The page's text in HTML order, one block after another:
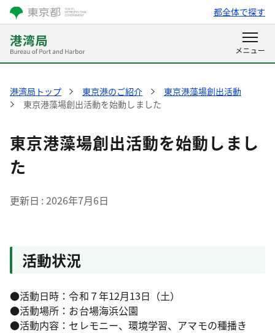
都全体で探す
港湾局トップ 東京港のご紹介
東京港藻場創出活動
東京港藻場創出活動を始動しました
東京港藻場創出活動を始動しまし
た
更新日 2026年7月6日
活動状況
●活動日時：令和７年12月13日（土）
●活動場所：お台場海浜公園
●活動内容：セレモニー、環境学習、アマモの種播き